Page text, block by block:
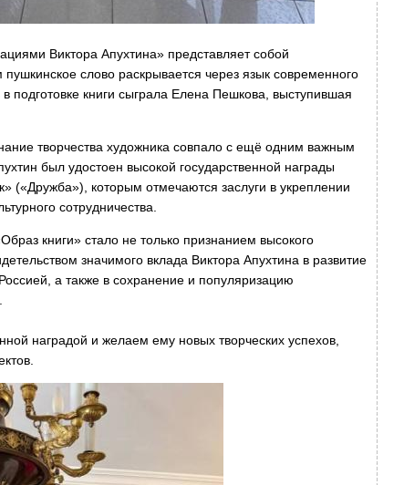
Виктора Апухтина» представляет собой
слово раскрывается через язык современного
подготовке книги сыграла Елена Пешкова, выступившая
творчества художника совпало с ещё одним важным
был удостоен высокой государственной награды
(«Дружба»), которым отмечаются заслуги в укреплении
сотрудничества.
книги» стало не только признанием высокого
значимого вклада Виктора Апухтина в развитие
а также в сохранение и популяризацию
наградой и желаем ему новых творческих успехов,